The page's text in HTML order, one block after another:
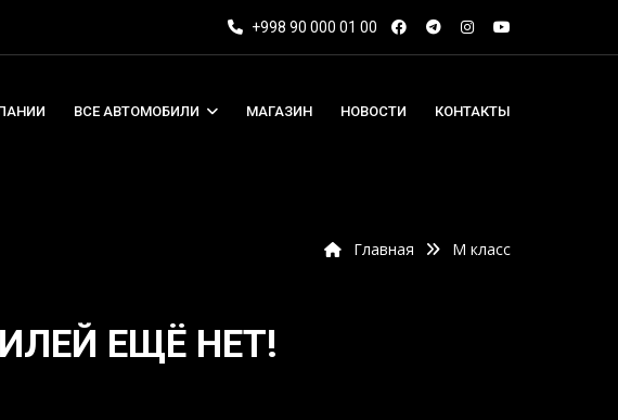
+998 90 000 01 00
ВСЕ АВТОМОБИЛИ МАГАЗИН НОВОСТИ КОНТАКТЫ
Главная M класс
ЕЩЁ НЕТ!